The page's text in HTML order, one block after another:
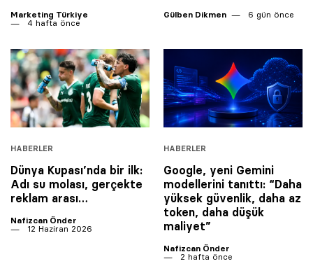
Marketing Türkiye
4 hafta önce
Gülben Dikmen 6 gün önce
HABERLER
Dünya Kupası’nda bir ilk:
Adı su molası, gerçekte
reklam arası…
Nafizcan Önder
12 Haziran 2026
HABERLER
Google, yeni Gemini
modellerini tanıttı: “Daha
yüksek güvenlik, daha az
token, daha düşük
maliyet”
Nafizcan Önder
2 hafta önce